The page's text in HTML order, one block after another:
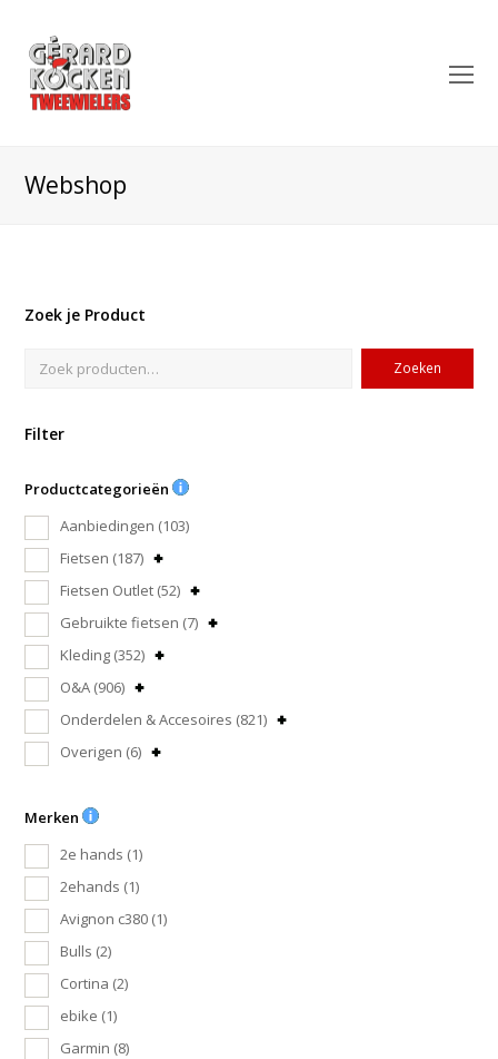
Webshop
Zoek je Product
Zoeken
Filter
Productcategorieën
Aanbiedingen (103)
Fietsen (187)
Fietsen Outlet (52)
Gebruikte fietsen (7)
Kleding (352)
O&A (906)
Onderdelen & Accesoires (821)
Overigen (6)
Merken
2e hands (1)
2ehands (1)
Avignon c380 (1)
Bulls (2)
Cortina (2)
ebike (1)
Garmin (8)